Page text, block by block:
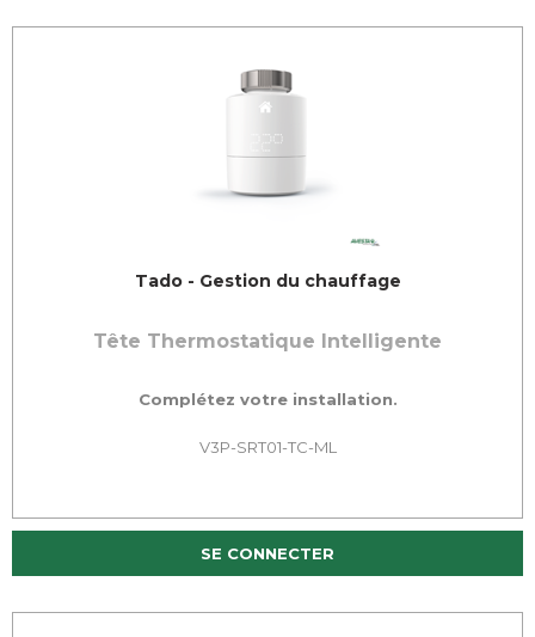
Tado - Gestion du chauffage
Tête Thermostatique Intelligente
Complétez votre installation.
V3P-SRT01-TC-ML
SE CONNECTER